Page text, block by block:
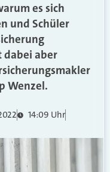
es sich
und Schüler
dabei aber
Wenzel.
14:09 Uhr